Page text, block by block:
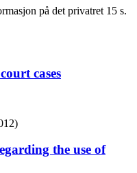
på det privatret 15 s.
cases
the use of